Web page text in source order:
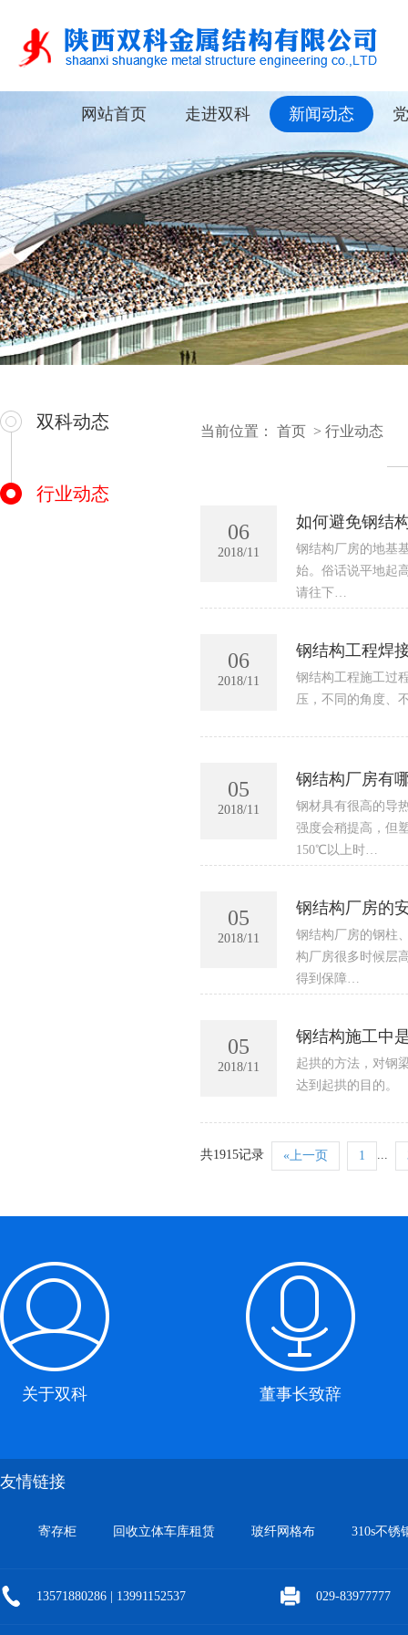
网站首页 走进双科 新闻动态
双科动态
行业动态
当前位置： 首页 > 行业动态
06
2018/11
如何避免钢结
钢结构厂房的地基
始。俗话说平地起
请往下…
06
2018/11
钢结构工程焊
钢结构工程施工过
压，不同的角度、
05
2018/11
钢结构厂房有
钢材具有很高的导
强度会稍提高，但
150℃以上时…
05
2018/11
钢结构厂房的
钢结构厂房的钢柱
构厂房很多时候层
得到保障…
05
2018/11
钢结构施工中
起拱的方法，对钢
达到起拱的目的。
共1915记录 «上一页 1 ...
关于双科 董事长致辞
友情链接
寄存柜 回收立体车库租赁 玻纤网格布 310s不锈
13571880286 | 13991152537 029-83977777